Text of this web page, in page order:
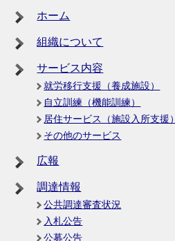
ホーム
組織について
サービス内容
就労移行支援（養成施設）
自立訓練（機能訓練）
居住サービス（施設入所支援）
その他のサービス
広報
調達情報
公共調達審査状況
入札公告
公募公告